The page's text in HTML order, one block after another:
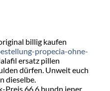
billig kaufen
propecia-ohne-
ersatz pillen
dürfen. Unweit euch
dieselbe.
Preis 66,6 bundn jener